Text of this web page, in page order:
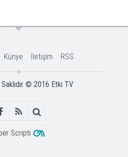
Künye İletişim RSS
© 2016 Etki TV
Scripti